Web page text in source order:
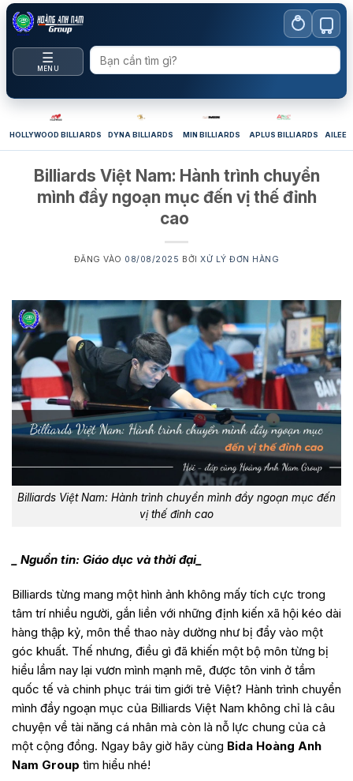
Bỏ
qua
nội
☰
MENU
HOLLYWOOD BILLIARDS DYNA BILLIARDS MIN BILLIARDS APLUS BILLIARDS
Billiards Việt Nam: Hành trình chuyển
mình đầy ngoạn mục đến vị thế đỉnh
cao
ĐĂNG VÀO 08/08/2025 BỞIXỬ LÝ ĐƠN HÀNG
Billiards Việt Nam: Hành trình chuyển mình đầy ngoạn mục đến
vị thế đỉnh cao
_ Nguồn tin: Giáo dục và thời đại_
Billiards từng mang một hình ảnh không mấy tích cực trong
tâm trí nhiều người, gắn liền với những định kiến xã hội kéo dài
hàng thập kỷ, môn thể thao này dường như bị đẩy vào một
góc khuất. Thế nhưng, điều gì đã khiến một bộ môn từng bị
hiểu lầm nay lại vươn mình mạnh mẽ, được tôn vinh ở tầm
quốc tế và chinh phục trái tim giới trẻ Việt? Hành trình chuyển
mình đầy ngoạn mục của Billiards Việt Nam không chỉ là câu
chuyện về tài năng cá nhân mà còn là nỗ lực chung của cả
một cộng đồng. Ngay bây giờ hãy cùng Bida Hoàng Anh
Nam Group tìm hiểu nhé!